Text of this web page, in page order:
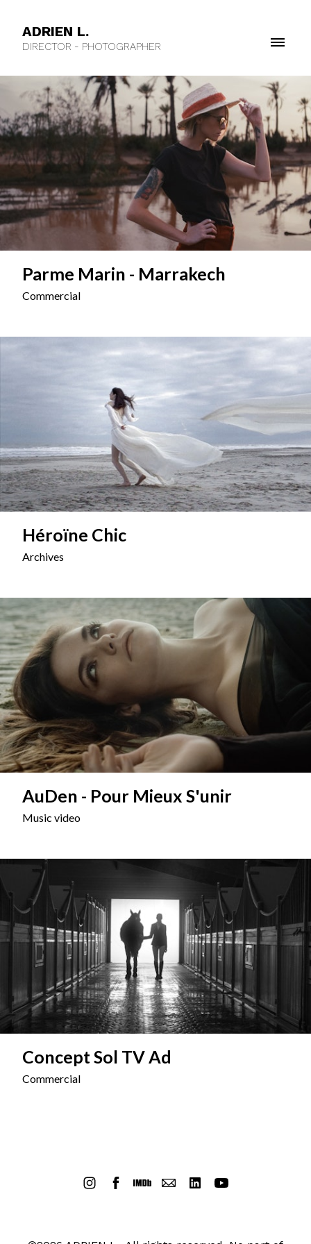
ADRIEN L.
DIRECTOR - PHOTOGRAPHER
Parme Marin - Marrakech
Commercial
Héroïne Chic
Archives
AuDen - Pour Mieux S'unir
Music video
Concept Sol TV Ad
Commercial